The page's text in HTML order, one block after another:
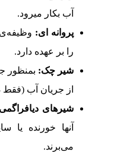
آب بکار میرود.
پروانه ای:
را بر عهده دارد.
شیر چک: بمنظور
از جریان آب
شیرهای
آنها خورنده یا
می‌برند.